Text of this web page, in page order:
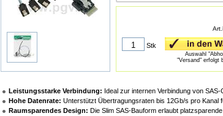
Stk
Auswahl
"Versand" erfolgt
Leistungsstarke Verbindung: Ideal zur internen Verbindung von
Hohe Datenrate: Unterstützt Übertragungsraten bis 12Gb/s pro Kanal
Raumsparendes Design: Die Slim SAS-Bauform erlaubt